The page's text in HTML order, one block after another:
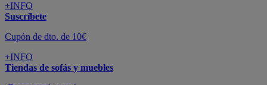
+INFO
Suscríbete
Cupón de dto. de 10€
+INFO
Tiendas de sofás y muebles